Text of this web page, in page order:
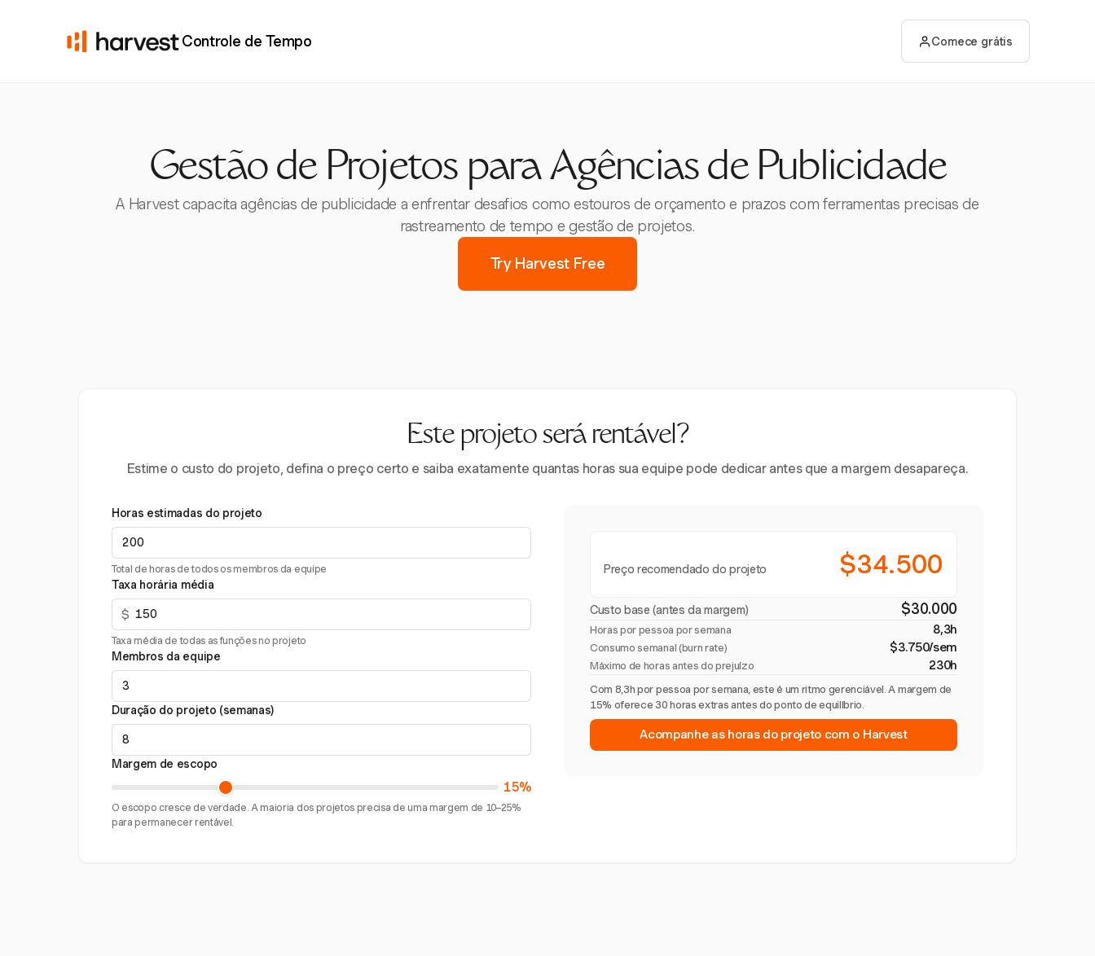
Controle de Tempo Comece grátis
Gestão de Projetos para Agências de Publicidade
A Harvest capacita agências de publicidade a enfrentar desafios como estouros de orçamento e prazos com ferramentas precisas de
rastreamento de tempo e gestão de projetos.
Try Harvest Free
Este projeto será rentável?
Estime o custo do projeto, defina o preço certo e saiba exatamente quantas horas sua equipe pode dedicar antes que a margem desapareça.
Horas estimadas do projeto
Total de horas de todos os membros da equipe
Taxa horária média
$
Taxa média de todas as funções no projeto
Membros da equipe
Duração do projeto (semanas)
Margem de escopo
15%
O escopo cresce de verdade. A maioria dos projetos precisa de uma margem de 10–25%
para permanecer rentável.
Preço recomendado do projeto $34.500
Custo base (antes da margem) $30.000
Horas por pessoa por semana 8,3h
Consumo semanal (burn rate) $3.750/sem
Máximo de horas antes do prejuízo 230h
Com 8,3h por pessoa por semana, este é um ritmo gerenciável. A margem de
15% oferece 30 horas extras antes do ponto de equilíbrio.
Acompanhe as horas do projeto com o Harvest